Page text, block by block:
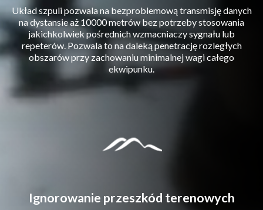
Układ szpuli pozwala na bezproblemową transmisję danych
na dystansie aż 10000 metrów bez potrzeby stosowania
jakichkolwiek pośrednich wzmacniaczy sygnału lub
repeterów. Pozwala to na daleką penetrację rozległych
obszarów przy zachowaniu minimalnej wagi całego
ekwipunku.
Ignorowanie przeszkód terenowych